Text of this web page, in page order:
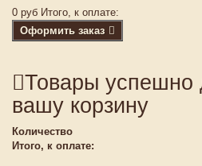
0 руб Итого, к оплате:
Оформить заказ
Товары успешно
вашу корзину
Количество
Итого, к оплате: